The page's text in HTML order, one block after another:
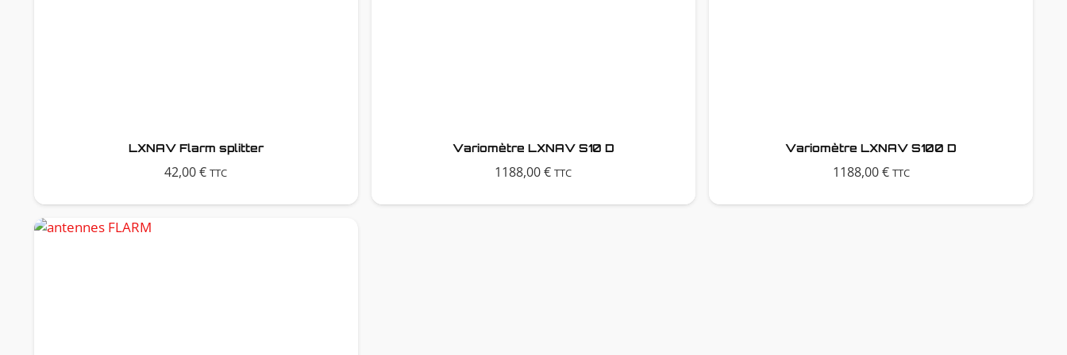
LXNAV Flarm splitter
42,00€ TTC
Variomètre LXNAV S10 D
1188,00€ TTC
Variomètre LXNAV S100 D
1188,00€ TTC